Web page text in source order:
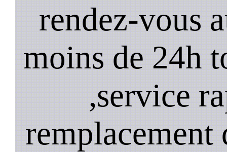
rendez-vous
moins de 24h
,service
remplacement